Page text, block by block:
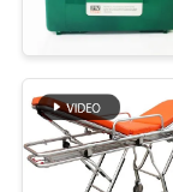
Kit